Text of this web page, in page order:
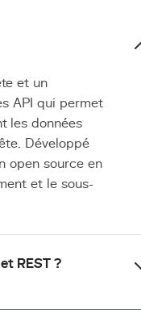
et un
API qui permet
les données
Développé
open source en
et le sous-
REST ?